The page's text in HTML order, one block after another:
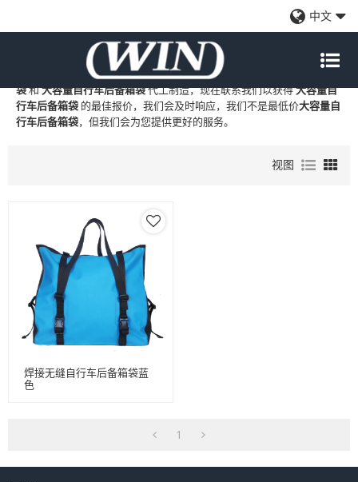
中文
大容量自行车后备箱袋 的专业中国制造商和供应商，我们提供
大容量自行车后备箱袋工厂、自有品牌
袋和大容量自行车后备箱袋代工制造，现在联系我们以获得大容量自
行车后备箱袋 的最佳报价，我们会及时响应，我们不是最低价大容量自
行车后备箱袋，但我们会为您提供更好的服务。
视图
焊接无缝自行车后备箱袋蓝
色
1